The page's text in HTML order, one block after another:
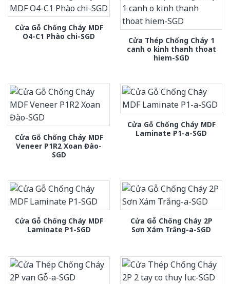
Cửa Gỗ Chống Cháy MDF
O4-C1 Phào chi-SGD
Cửa Thép Chống Cháy 1
canh o kinh thanh thoat
hiem-SGD
Cửa Gỗ Chống Cháy MDF
Veneer P1R2 Xoan Đào-
SGD
Cửa Gỗ Chống Cháy MDF
Laminate P1-a-SGD
Cửa Gỗ Chống Cháy MDF
Laminate P1-SGD
Cửa Gỗ Chống Cháy 2P
Sơn Xám Trắng-a-SGD